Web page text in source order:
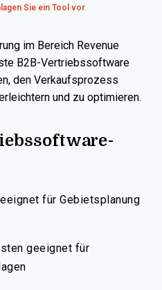
Sie ein Tool vor.
im Bereich Revenue
B2B-Vertriebssoftware
den Verkaufsprozess
und zu optimieren.
für Gebietsplanung
geeignet für